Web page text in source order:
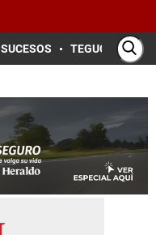
SUCESOS TEGUCIGALPA